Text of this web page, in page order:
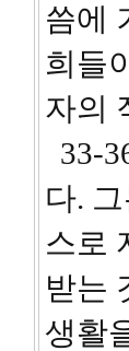
씀에
희들
자의
33-
다.
스로
받는
생활